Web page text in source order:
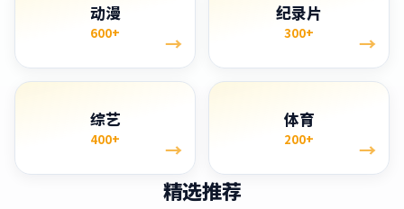
动漫
600+ →
纪录片
300+ →
综艺
400+ →
体育
200+ →
精选推荐